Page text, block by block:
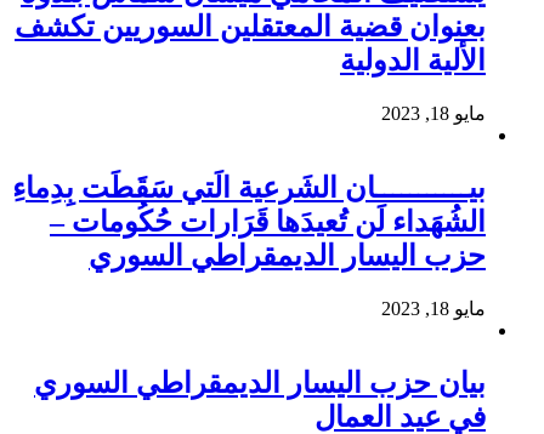
بعنوان قضية المعتقلين السوريين تكشف
الألية الدولية
مايو 18, 2023
بيـــــــــــان الشَرعية الَتي سَقَطَت بِدِماءِ
الشُهَداء لَن تُعيدَها قَرَارات حُكُومات –
حزب اليسار الديمقراطي السوري
مايو 18, 2023
بيان حزب اليسار الديمقراطي السوري
في عيد العمال